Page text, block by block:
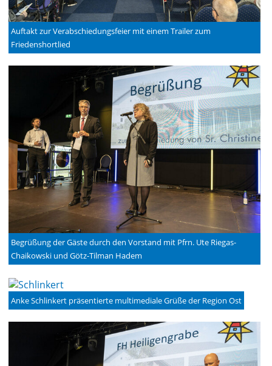
Auftakt zur Verabschiedungsfeier mit einem Trailer zum
Friedenshortlied
Begrüßung der Gäste durch den Vorstand mit Pfrn. Ute Riegas-
Chaikowski und Götz-Tilman Hadem
Anke Schlinkert präsentierte multimediale Grüße der Region Ost